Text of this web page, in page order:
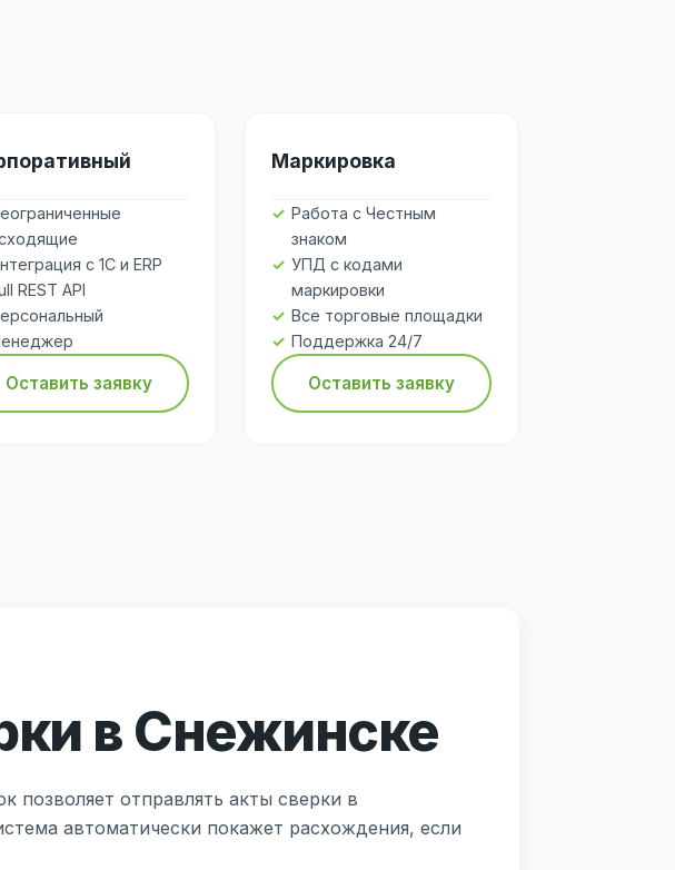
с 1С и ERP
REST API
Оставить заявку
Маркировка
Работа с Честным
знаком
УПД с кодами
маркировки
Все торговые площадки
Поддержка 24/7
Оставить заявку
в Снежинске
позволяет отправлять акты сверки в
автоматически покажет расхождения, если